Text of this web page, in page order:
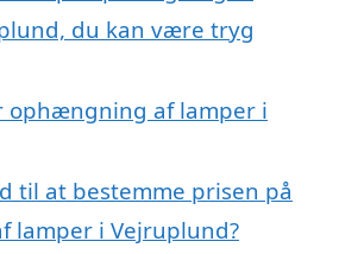
du kan være tryg
ophængning af lamper i
til at bestemme prisen på
lamper i Vejruplund?